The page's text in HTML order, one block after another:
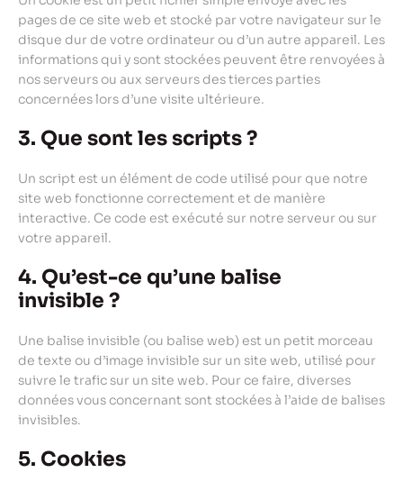
pages de ce site web et stocké par votre navigateur sur le
disque dur de votre ordinateur ou d’un autre appareil. Les
informations qui y sont stockées peuvent être renvoyées à
nos serveurs ou aux serveurs des tierces parties
concernées lors d’une visite ultérieure.
3. Que sont les scripts ?
Un script est un élément de code utilisé pour que notre
site web fonctionne correctement et de manière
interactive. Ce code est exécuté sur notre serveur ou sur
votre appareil.
4. Qu’est-ce qu’une balise
invisible ?
Une balise invisible (ou balise web) est un petit morceau
de texte ou d’image invisible sur un site web, utilisé pour
suivre le trafic sur un site web. Pour ce faire, diverses
données vous concernant sont stockées à l’aide de balises
invisibles.
5. Cookies